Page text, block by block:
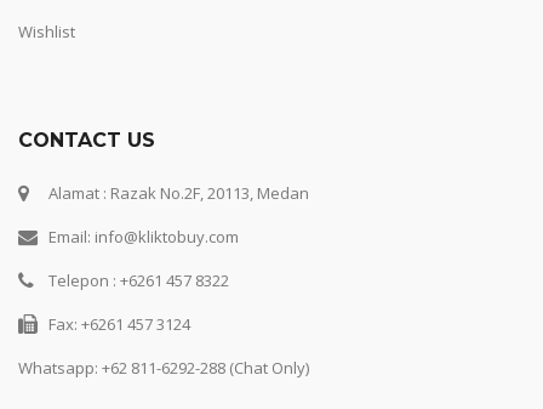
Wishlist
CONTACT US
Alamat : Razak No.2F, 20113, Medan
Email: info@kliktobuy.com
Telepon : +6261 457 8322
Fax: +6261 457 3124
Whatsapp: +62 811-6292-288 (Chat Only)